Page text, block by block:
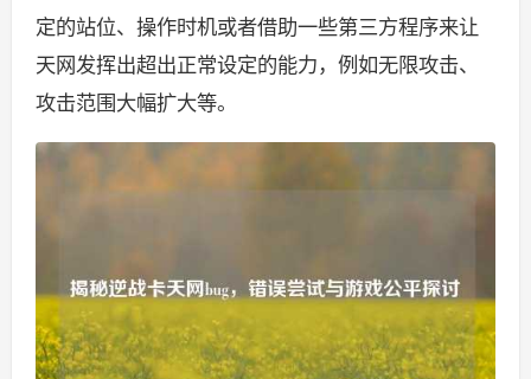
定的站位、操作时机或者借助一些第三方程序来让
天网发挥出超出正常设定的能力，例如无限攻击、
攻击范围大幅扩大等。